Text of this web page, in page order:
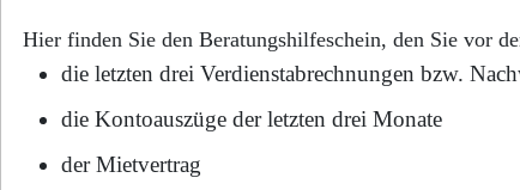
Hier finden Sie den Beratungshilfeschein, den Sie vor
die letzten drei Verdienstabrechnungen bzw.
die Kontoauszüge der letzten drei Monate
der Mietvertrag